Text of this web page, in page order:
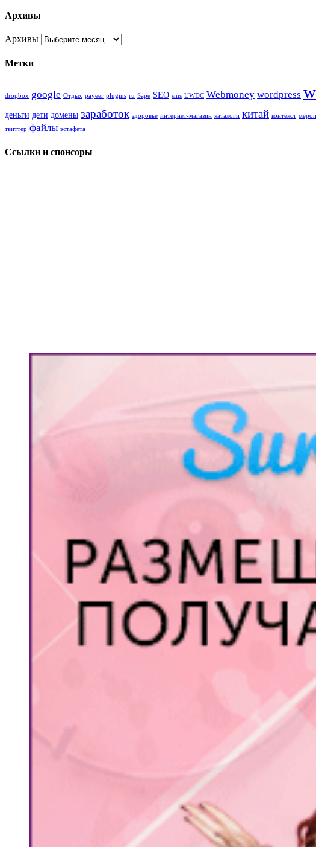
Архивы
Архивы
Метки
dropbox google Oтдых payeer plugins ru Sape SEO sms UWDC Webmoney wordpress
деньги дети домены заработок здоровье интернет-магазин каталоги китай контекст
твиттер файлы эстафета
Ссылки и спонсоры